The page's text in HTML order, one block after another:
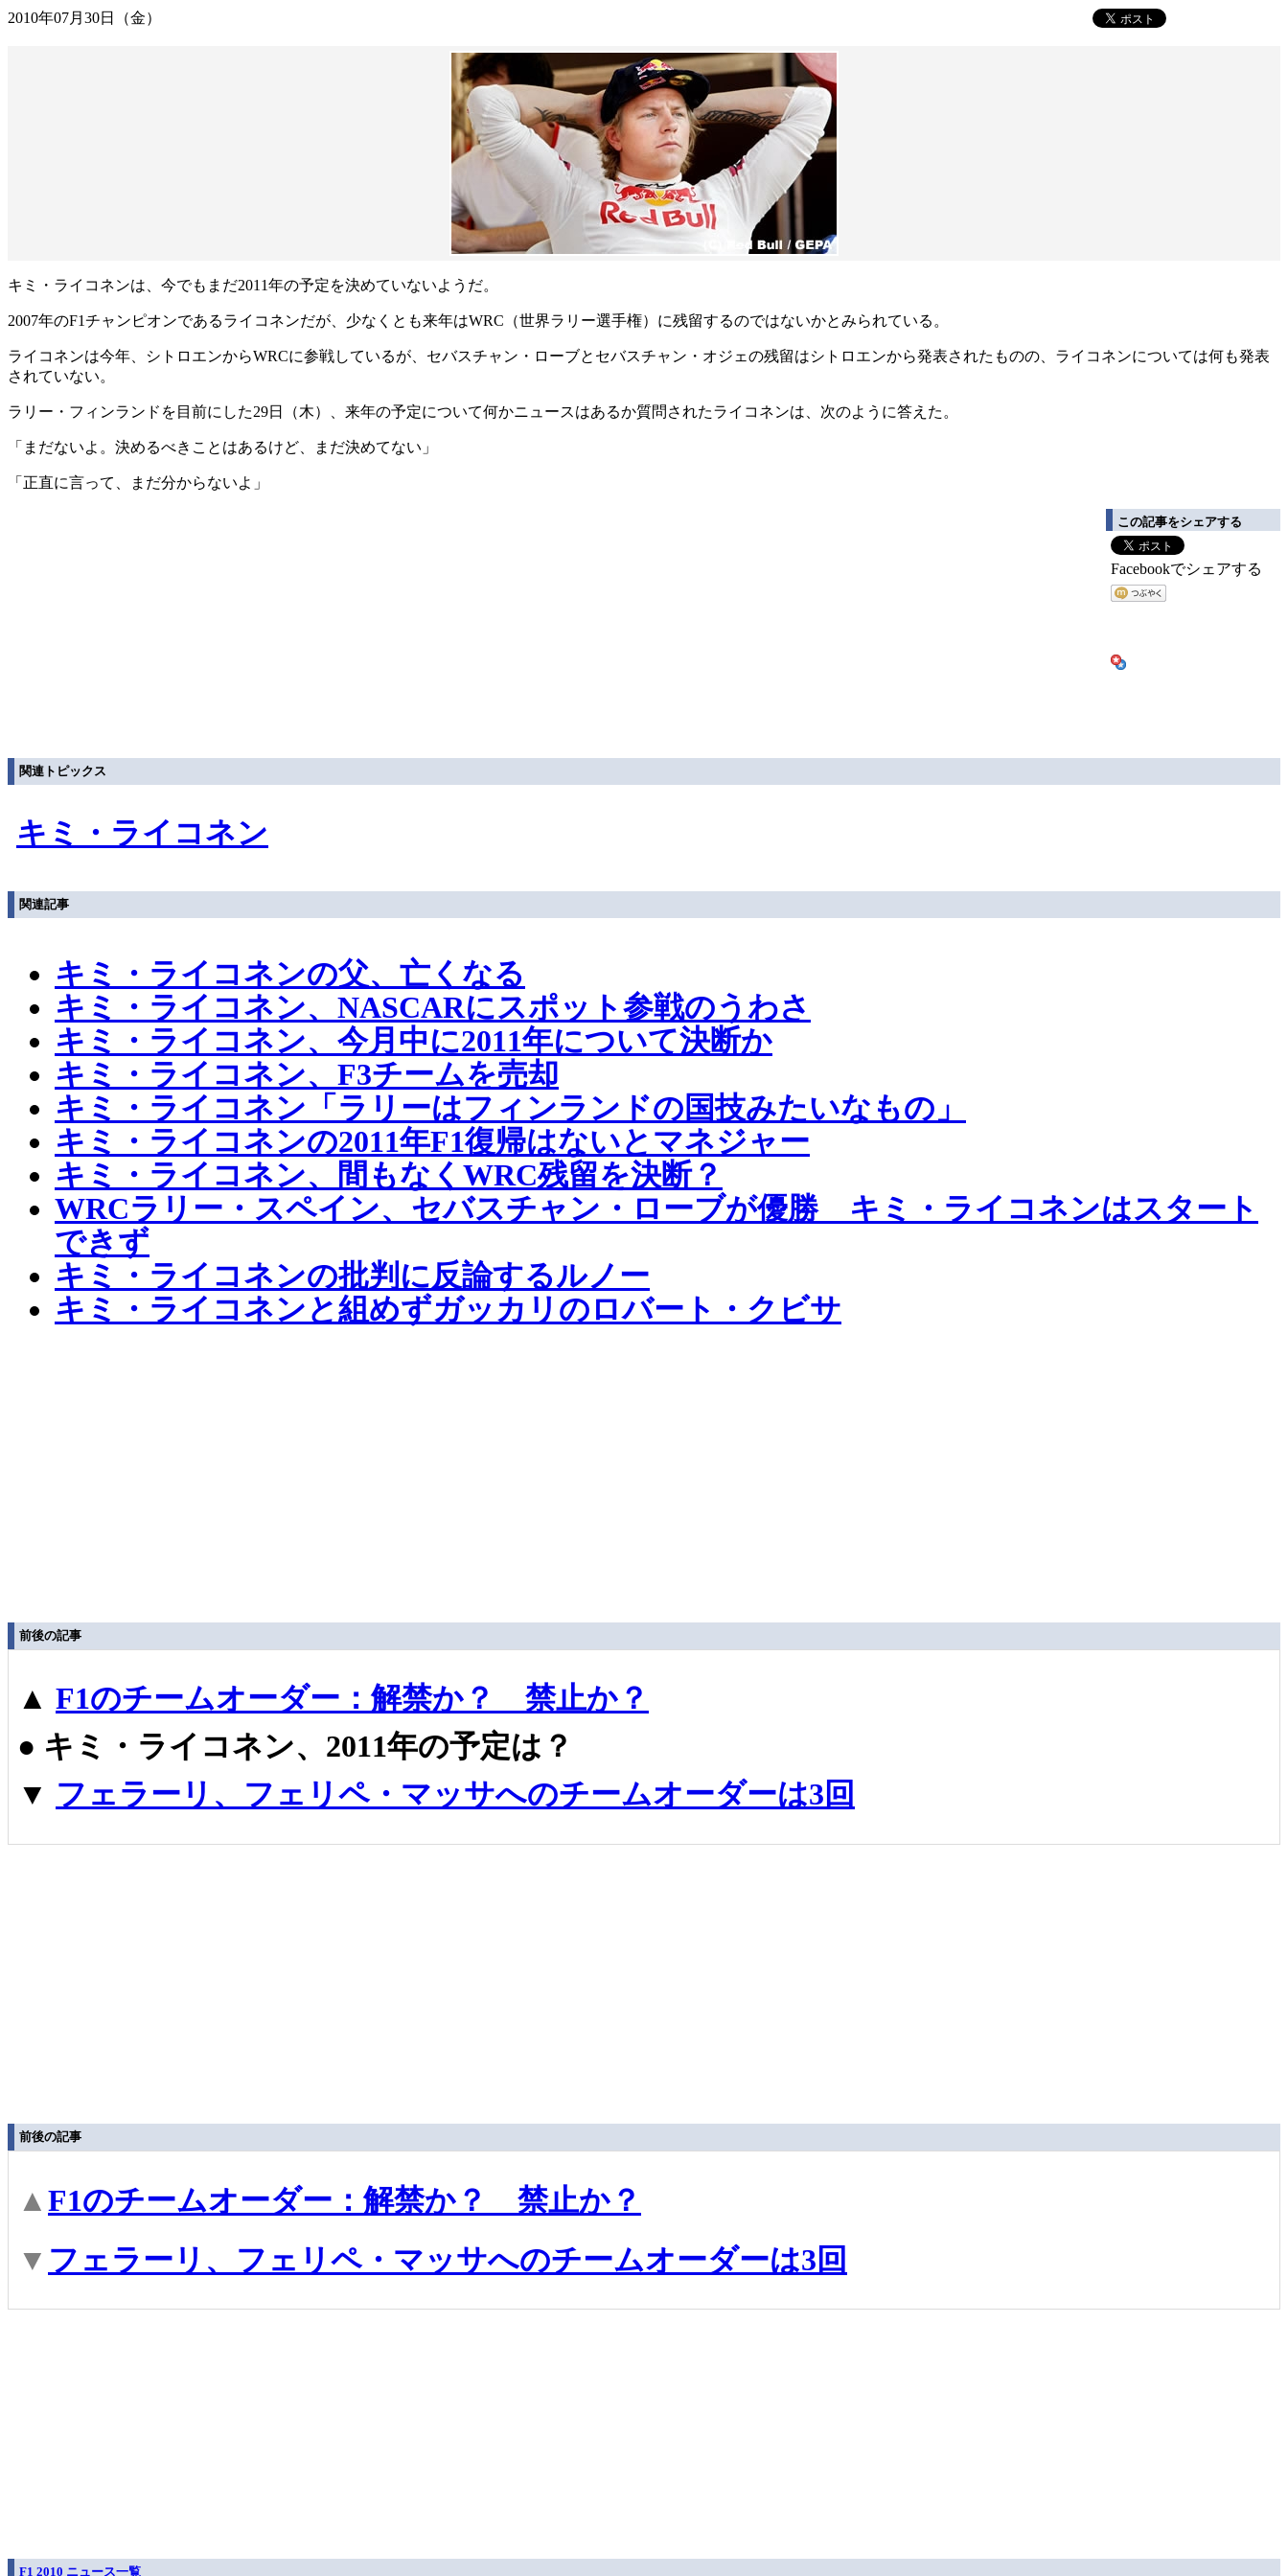
2010年07月30日（金）
キミ・ライコネンは、今でもまだ2011年の予定を決めていないようだ。
2007年のF1チャンピオンであるライコネンだが、少なくとも来年はWRC（世界ラリー選手権）に残留するのではないかとみられている。
ライコネンは今年、シトロエンからWRCに参戦しているが、セバスチャン・ローブとセバスチャン・オジェの残留はシトロエンから発表されたものの、ライコネンについては何も発表
されていない。
ラリー・フィンランドを目前にした29日（木）、来年の予定について何かニュースはあるか質問されたライコネンは、次のように答えた。
「まだないよ。決めるべきことはあるけど、まだ決めてない」
「正直に言って、まだ分からないよ」
この記事をシェアする
Facebookでシェアする
関連トピックス
キミ・ライコネン
関連記事
キミ・ライコネンの父、亡くなる
キミ・ライコネン、NASCARにスポット参戦のうわさ
キミ・ライコネン、今月中に2011年について決断か
キミ・ライコネン、F3チームを売却
キミ・ライコネン「ラリーはフィンランドの国技みたいなもの」
キミ・ライコネンの2011年F1復帰はないとマネジャー
キミ・ライコネン、間もなくWRC残留を決断？
WRCラリー・スペイン、セバスチャン・ローブが優勝 キミ・ライコネンはスタート
できず
キミ・ライコネンの批判に反論するルノー
キミ・ライコネンと組めずガッカリのロバート・クビサ
前後の記事
▲ F1のチームオーダー：解禁か？ 禁止か？
● キミ・ライコネン、2011年の予定は？
▼ フェラーリ、フェリペ・マッサへのチームオーダーは3回
前後の記事
▲F1のチームオーダー：解禁か？ 禁止か？
▼ フェラーリ、フェリペ・マッサへのチームオーダーは3回
F1 2010 ニュース一覧